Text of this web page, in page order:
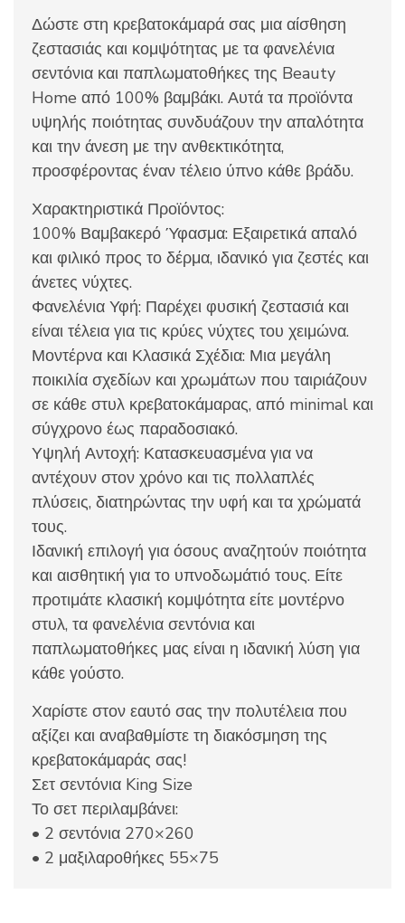
Δώστε στη κρεβατοκάμαρά σας μια αίσθηση
ζεστασιάς και κομψότητας με τα φανελένια
σεντόνια και παπλωματοθήκες της Beauty
Home από 100% βαμβάκι. Αυτά τα προϊόντα
υψηλής ποιότητας συνδυάζουν την απαλότητα
και την άνεση με την ανθεκτικότητα,
προσφέροντας έναν τέλειο ύπνο κάθε βράδυ.
Χαρακτηριστικά Προϊόντος:
100% Βαμβακερό Ύφασμα: Εξαιρετικά απαλό
και φιλικό προς το δέρμα, ιδανικό για ζεστές και
άνετες νύχτες.
Φανελένια Υφή: Παρέχει φυσική ζεστασιά και
είναι τέλεια για τις κρύες νύχτες του χειμώνα.
Μοντέρνα και Κλασικά Σχέδια: Μια μεγάλη
ποικιλία σχεδίων και χρωμάτων που ταιριάζουν
σε κάθε στυλ κρεβατοκάμαρας, από minimal και
σύγχρονο έως παραδοσιακό.
Υψηλή Αντοχή: Κατασκευασμένα για να
αντέχουν στον χρόνο και τις πολλαπλές
πλύσεις, διατηρώντας την υφή και τα χρώματά
τους.
Ιδανική επιλογή για όσους αναζητούν ποιότητα
και αισθητική για το υπνοδωμάτιό τους. Είτε
προτιμάτε κλασική κομψότητα είτε μοντέρνο
στυλ, τα φανελένια σεντόνια και
παπλωματοθήκες μας είναι η ιδανική λύση για
κάθε γούστο.
Χαρίστε στον εαυτό σας την πολυτέλεια που
αξίζει και αναβαθμίστε τη διακόσμηση της
κρεβατοκάμαράς σας!
Σετ σεντόνια King Size
Το σετ περιλαμβάνει:
• 2 σεντόνια 270×260
• 2 μαξιλαροθήκες 55×75